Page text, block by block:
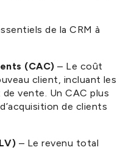
de la CRM à
(CAC) – Le coût
client, incluant les
vente. Un CAC plus
de clients
– Le revenu total